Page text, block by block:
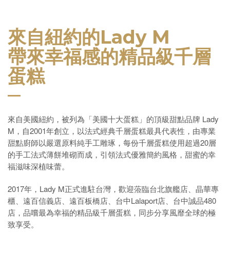
來自紐約的Lady M
帶來幸福感的精品級千層
蛋糕
來自美國紐約，被列為「美國十大蛋糕」的頂級甜點品牌 Lady
M ，自2001年創立，以法式經典千層蛋糕最具代表性，由專業
甜點廚師以嚴選原料純手工雕琢，每份千層蛋糕使用超過20層
的手工法式薄餅堆砌而成，引領法式優雅簡約風格，甜蜜的幸
福滋味深植味蕾。
2017年 ， Lady M正式進駐台灣，歡迎蒞臨台北旗艦店、晶華專
櫃、遠百信義店、遠百板橋店、台中Lalaport店、 台中誠品480
店，品嚐最為幸福的精品級千層蛋糕，同步分享風靡全球的極
致享受。